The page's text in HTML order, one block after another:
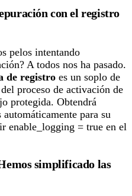
con el registro
pelos intentando
A todos nos ha pasado.
de registro es un soplo de
proceso de activación de
protegida. Obtendrá
para su
enable_logging = true en el
simplificado las